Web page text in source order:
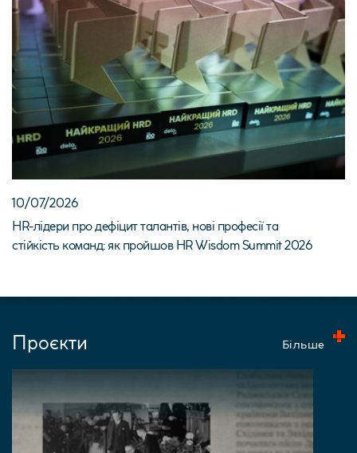
10/07/2026
HR-лідери про дефіцит талантів, нові професії та
стійкість команд: як пройшов HR Wisdom Summit 2026
Проєкти Більше